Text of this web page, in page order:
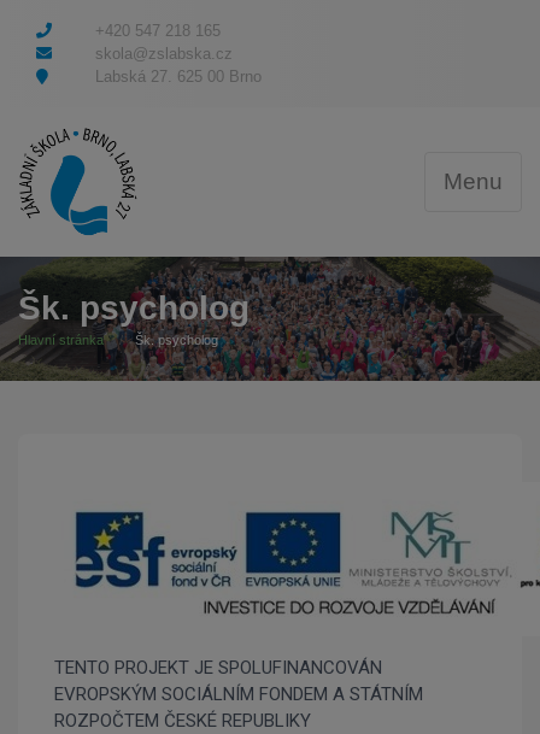
+420 547 218 165
skola@zslabska.cz
Labská 27. 625 00 Brno
Menu
Šk. psycholog
Hlavní stránka Šk. psycholog
TENTO PROJEKT JE SPOLUFINANCOVÁN
EVROPSKÝM SOCIÁLNÍM FONDEM A STÁTNÍM
ROZPOČTEM ČESKÉ REPUBLIKY